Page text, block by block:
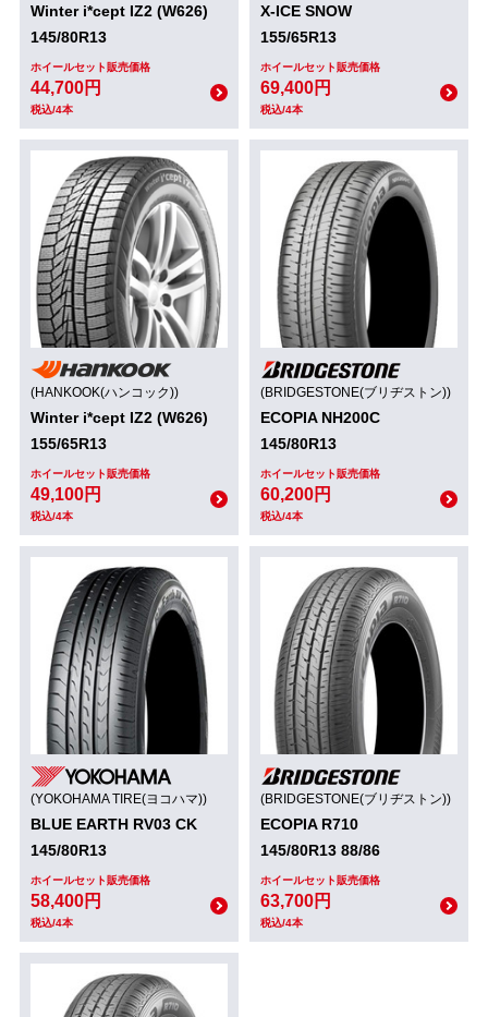
Winter i*cept IZ2 (W626)
145/80R13
ホイールセット販売価格
44,700円
税込/4本
X-ICE SNOW
155/65R13
ホイールセット販売価格
69,400円
税込/4本
(HANKOOK(ハンコック))
Winter i*cept IZ2 (W626)
155/65R13
ホイールセット販売価格
49,100円
税込/4本
(BRIDGESTONE(ブリヂストン))
ECOPIA NH200C
145/80R13
ホイールセット販売価格
60,200円
税込/4本
(YOKOHAMA TIRE(ヨコハマ))
BLUE EARTH RV03 CK
145/80R13
ホイールセット販売価格
58,400円
税込/4本
(BRIDGESTONE(ブリヂストン))
ECOPIA R710
145/80R13 88/86
ホイールセット販売価格
63,700円
税込/4本